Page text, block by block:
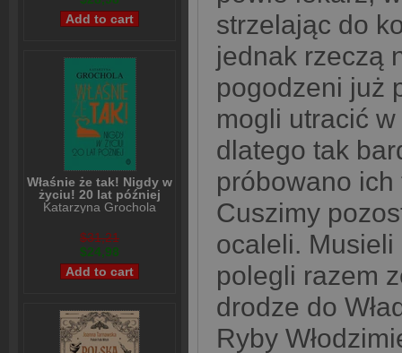
Właśnie że tak! Nigdy w
życiu! 20 lat później
Katarzyna Grochola
$31,21
$24,98
strzelając do
jednak rzeczą
pogodzeni już
mogli utracić
dlatego tak
próbowano
Cuszimy
ocaleli. Musieli
polegli razem
drodze do
Ryby